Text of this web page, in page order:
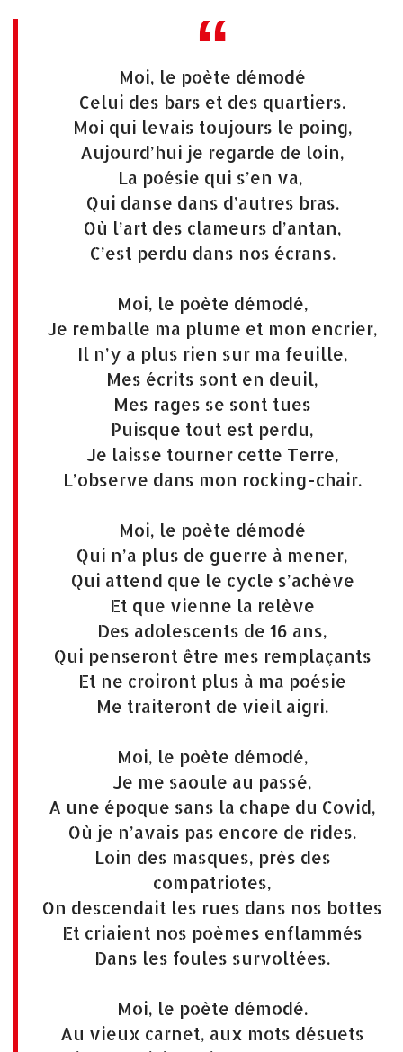
Moi, le poète démodé
Celui des bars et des quartiers.
Moi qui levais toujours le poing,
Aujourd’hui je regarde de loin,
La poésie qui s’en va,
Qui danse dans d’autres bras.
Où l’art des clameurs d’antan,
C’est perdu dans nos écrans.
Moi, le poète démodé,
Je remballe ma plume et mon encrier,
Il n’y a plus rien sur ma feuille,
Mes écrits sont en deuil,
Mes rages se sont tues
Puisque tout est perdu,
Je laisse tourner cette Terre,
L’observe dans mon rocking-chair.
Moi, le poète démodé
Qui n’a plus de guerre à mener,
Qui attend que le cycle s’achève
Et que vienne la relève
Des adolescents de 16 ans,
Qui penseront être mes remplaçants
Et ne croiront plus à ma poésie
Me traiteront de vieil aigri.
Moi, le poète démodé,
Je me saoule au passé,
A une époque sans la chape du Covid,
Où je n’avais pas encore de rides.
Loin des masques, près des
compatriotes,
On descendait les rues dans nos bottes
Et criaient nos poèmes enflammés
Dans les foules survoltées.
Moi, le poète démodé.
Au vieux carnet, aux mots désuets